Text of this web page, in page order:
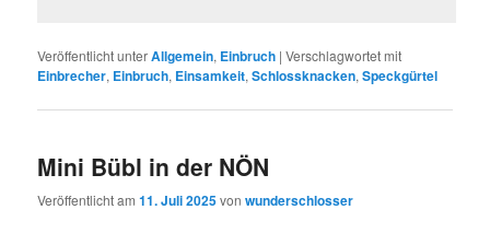
Veröffentlicht unterAllgemein, Einbruch |Verschlagwortet mit
Einbrecher, Einbruch, Einsamkeit,Schlossknacken,Speckgürtel
Mini Bübl in der NÖN
Veröffentlicht am11. Juli 2025vonwunderschlosser